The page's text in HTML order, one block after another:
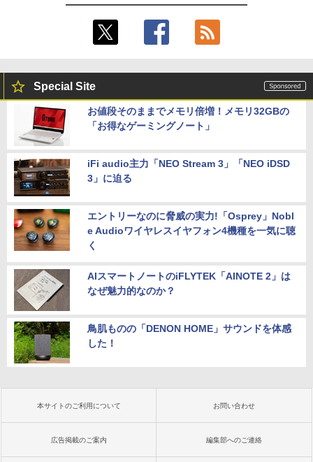
Special Site
お値段そのままでメモリ倍増！メモリ32GBの
「お得なゲーミングノート」
iFi audio主力「NEO Stream 3」「NEO iDSD
3」に迫る
エントリーなのに脅威の実力!「Osprey」Nobl
e Audioワイヤレスイヤフォン4機種を一気に聴
く
AIスマートノートのiFLYTEK「AINOTE 2」は
なぜ魅力的なのか？
鳥肌ものの「DENON HOME」サウンドを体感
した！
本サイトのご利用について お問い合わせ
広告掲載のご案内 編集部へのご連絡